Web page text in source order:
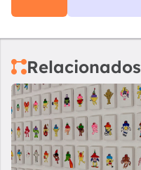
Relacionados